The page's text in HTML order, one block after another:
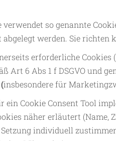
verwendet so genannte
werden. Sie richten
erforderliche Cookies
Art 6 Abs 1 f DSGVO und
(insbesondere für
ein Cookie Consent Tool
näher erläutert (Name,
individuell